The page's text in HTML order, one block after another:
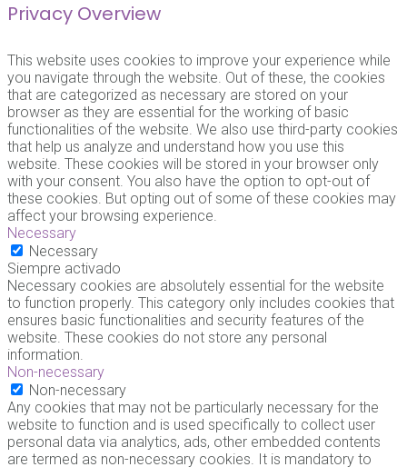
Privacy Overview
This website uses cookies to improve your experience while
you navigate through the website. Out of these, the cookies
that are categorized as necessary are stored on your
browser as they are essential for the working of basic
functionalities of the website. We also use third-party cookies
that help us analyze and understand how you use this
website. These cookies will be stored in your browser only
with your consent. You also have the option to opt-out of
these cookies. But opting out of some of these cookies may
affect your browsing experience.
Necessary
Necessary
Siempre activado
Necessary cookies are absolutely essential for the website
to function properly. This category only includes cookies that
ensures basic functionalities and security features of the
website. These cookies do not store any personal
information.
Non-necessary
Non-necessary
Any cookies that may not be particularly necessary for the
website to function and is used specifically to collect user
personal data via analytics, ads, other embedded contents
are termed as non-necessary cookies. It is mandatory to